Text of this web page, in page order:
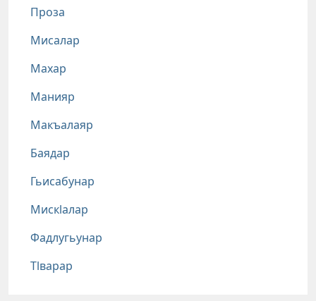
Проза
Мисалар
Махар
Манияр
Макъалаяр
Баядар
Гьисабунар
Мискlалар
Фадлугьунар
Тlварар